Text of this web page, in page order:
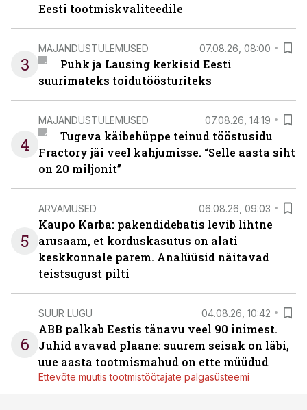
Eesti tootmiskvaliteedile
3
MAJANDUSTULEMUSED 07.08.26, 08:00
Puhk ja Lausing kerkisid Eesti
suurimateks toidutöösturiteks
4
MAJANDUSTULEMUSED 07.08.26, 14:19
Tugeva käibehüppe teinud tööstusidu
Fractory jäi veel kahjumisse. “Selle aasta siht
on 20 miljonit”
5
ARVAMUSED 06.08.26, 09:03
Kaupo Karba: pakendidebatis levib lihtne
arusaam, et korduskasutus on alati
keskkonnale parem. Analüüsid näitavad
teistsugust pilti
6
SUUR LUGU 04.08.26, 10:42
ABB palkab Eestis tänavu veel 90 inimest.
Juhid avavad plaane: suurem seisak on läbi,
uue aasta tootmismahud on ette müüdud
Ettevõte muutis tootmistöötajate palgasüsteemi